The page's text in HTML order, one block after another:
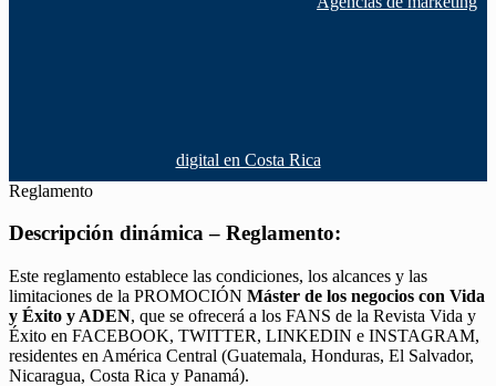
digital en Costa Rica
Reglamento
Descripción dinámica – Reglamento:
Este reglamento establece las condiciones, los alcances y las
limitaciones de la PROMOCIÓN Máster de los negocios con Vida
y Éxito y ADEN, que se ofrecerá a los FANS de la Revista Vida y
Éxito en FACEBOOK, TWITTER, LINKEDIN e INSTAGRAM,
residentes en América Central (Guatemala, Honduras, El Salvador,
Nicaragua, Costa Rica y Panamá).